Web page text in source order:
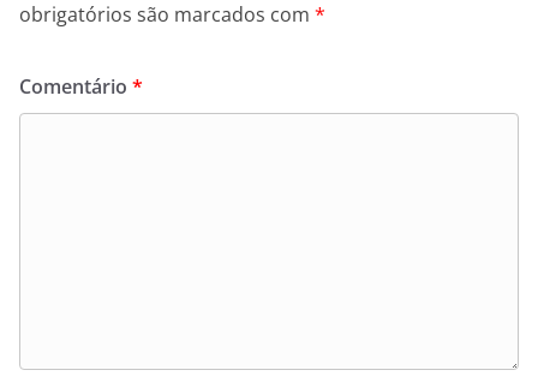
obrigatórios são marcados com *
Comentário *